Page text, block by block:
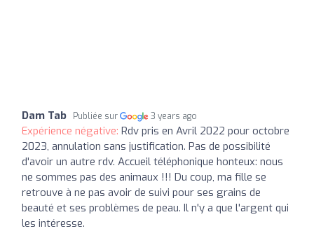
Dam Tab Publiée sur 3 years ago
Expérience négative: Rdv pris en Avril 2022 pour octobre
2023, annulation sans justification. Pas de possibilité
d'avoir un autre rdv. Accueil téléphonique honteux: nous
ne sommes pas des animaux !!! Du coup, ma fille se
retrouve à ne pas avoir de suivi pour ses grains de
beauté et ses problèmes de peau. Il n'y a que l'argent qui
les intéresse.